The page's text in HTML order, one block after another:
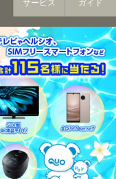
サービス
ガイド